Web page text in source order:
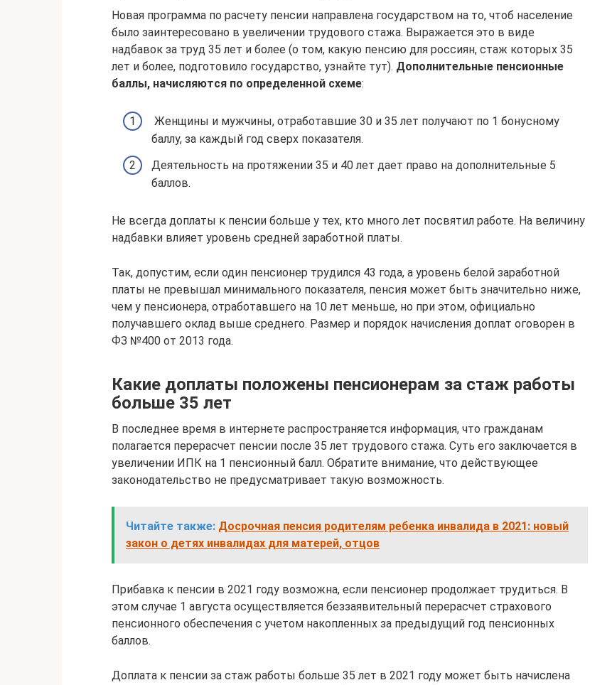
Новая программа по расчету пенсии направлена государством на то, чтоб население
было заинтересовано в увеличении трудового стажа. Выражается это в виде
надбавок за труд 35 лет и более (о том, какую пенсию для россиян, стаж которых 35
лет и более, подготовило государство, узнайте тут). Дополнительные пенсионные
баллы, начисляются по определенной схеме:
Женщины и мужчины, отработавшие 30 и 35 лет получают по 1 бонусному
баллу, за каждый год сверх показателя.
Деятельность на протяжении 35 и 40 лет дает право на дополнительные 5
баллов.
Не всегда доплаты к пенсии больше у тех, кто много лет посвятил работе. На величину
надбавки влияет уровень средней заработной платы.
Так, допустим, если один пенсионер трудился 43 года, а уровень белой заработной
платы не превышал минимального показателя, пенсия может быть значительно ниже,
чем у пенсионера, отработавшего на 10 лет меньше, но при этом, официально
получавшего оклад выше среднего. Размер и порядок начисления доплат оговорен в
ФЗ №400 от 2013 года.
Какие доплаты положены пенсионерам за стаж работы
больше 35 лет
В последнее время в интернете распространяется информация, что гражданам
полагается перерасчет пенсии после 35 лет трудового стажа. Суть его заключается в
увеличении ИПК на 1 пенсионный балл. Обратите внимание, что действующее
законодательство не предусматривает такую возможность.
Читайте также: Досрочная пенсия родителям ребенка инвалида в 2021: новый
закон о детях инвалидах для матерей, отцов
Прибавка к пенсии в 2021 году возможна, если пенсионер продолжает трудиться. В
этом случае 1 августа осуществляется беззаявительный перерасчет страхового
пенсионного обеспечения с учетом накопленных за предыдущий год пенсионных
баллов.
Доплата к пенсии за стаж работы больше 35 лет в 2021 году может быть начислена